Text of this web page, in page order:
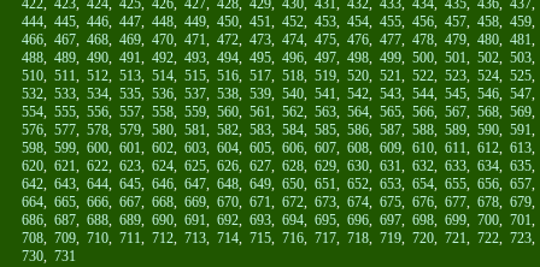
422, 423, 424, 425, 426, 427, 428, 429, 430, 431, 432, 433, 434, 435, 436, 437
444, 445, 446, 447, 448, 449, 450, 451, 452, 453, 454, 455, 456, 457, 458, 459
466, 467, 468, 469, 470, 471, 472, 473, 474, 475, 476, 477, 478, 479, 480, 481
488, 489, 490, 491, 492, 493, 494, 495, 496, 497, 498, 499, 500, 501, 502, 503
510, 511, 512, 513, 514, 515, 516, 517, 518, 519, 520, 521, 522, 523, 524, 525
532, 533, 534, 535, 536, 537, 538, 539, 540, 541, 542, 543, 544, 545, 546, 547
554, 555, 556, 557, 558, 559, 560, 561, 562, 563, 564, 565, 566, 567, 568, 569
576, 577, 578, 579, 580, 581, 582, 583, 584, 585, 586, 587, 588, 589, 590, 591
598, 599, 600, 601, 602, 603, 604, 605, 606, 607, 608, 609, 610, 611, 612, 613
620, 621, 622, 623, 624, 625, 626, 627, 628, 629, 630, 631, 632, 633, 634, 635
642, 643, 644, 645, 646, 647, 648, 649, 650, 651, 652, 653, 654, 655, 656, 657
664, 665, 666, 667, 668, 669, 670, 671, 672, 673, 674, 675, 676, 677, 678, 679
686, 687, 688, 689, 690, 691, 692, 693, 694, 695, 696, 697, 698, 699, 700, 701
708, 709, 710, 711, 712, 713, 714, 715, 716, 717, 718, 719, 720, 721, 722, 723
730, 731